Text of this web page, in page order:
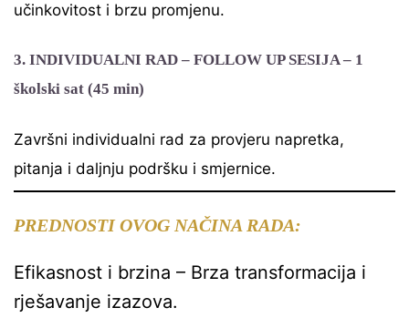
učinkovitost i brzu promjenu.
3. INDIVIDUALNI RAD – FOLLOW UP SESIJA– 1
školski sat (45 min)
Završni individualni rad za provjeru napretka,
pitanja i daljnju podršku i smjernice.
PREDNOSTI OVOG NAČINA RADA:
Efikasnost i brzina – Brza transformacija i
rješavanje izazova.